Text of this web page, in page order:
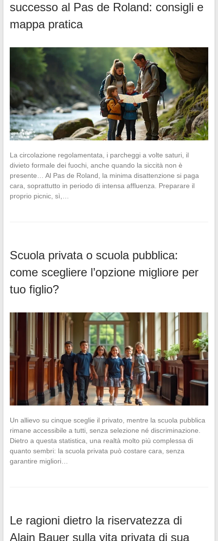
successo al Pas de Roland: consigli e
mappa pratica
La circolazione regolamentata, i parcheggi a volte saturi, il
divieto formale dei fuochi, anche quando la siccità non è
presente… Al Pas de Roland, la minima disattenzione si paga
cara, soprattutto in periodo di intensa affluenza. Preparare il
proprio picnic, sì,…
Scuola privata o scuola pubblica:
come scegliere l’opzione migliore per
tuo figlio?
Un allievo su cinque sceglie il privato, mentre la scuola pubblica
rimane accessibile a tutti, senza selezione né discriminazione.
Dietro a questa statistica, una realtà molto più complessa di
quanto sembri: la scuola privata può costare cara, senza
garantire migliori…
Le ragioni dietro la riservatezza di
Alain Bauer sulla vita privata di sua